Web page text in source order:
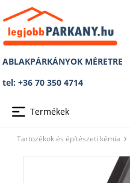
ABLAKPÁRKÁNYOK MÉRETRE
tel: +36 70 350 4714
Termékek
Tartozékok és építészeti kémia